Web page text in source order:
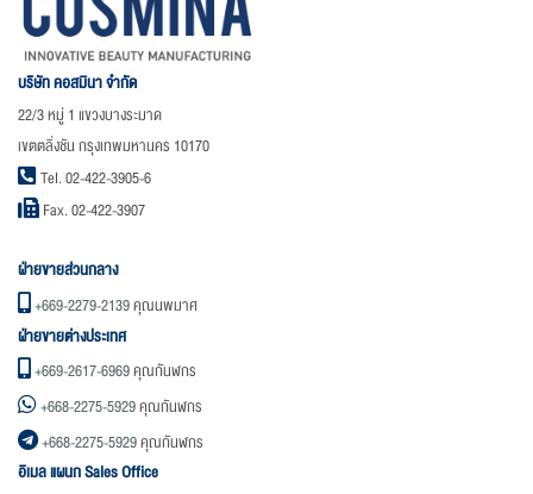
บริษัท คอสมินา จำกัด
22/3 หมู่ 1 แขวงบางระมาด
เขตตลิ่งชัน กรุงเทพมหานคร 10170
Tel. 02-422-3905-6
Fax. 02-422-3907
ฝ่ายขายส่วนกลาง
+669-2279-2139คุณนพมาศ
ฝ่ายขายต่างประเทศ
+669-2617-6969คุณกันฬกร
+668-2275-5929คุณกันฬกร
+668-2275-5929คุณกันฬกร
อิเมล แผนก Sales Office